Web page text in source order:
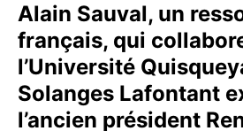
Alain Sauval, un
français, qui
l’Université
Solanges Lafontant
l’ancien président